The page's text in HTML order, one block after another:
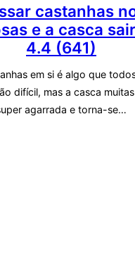
castanhas
e a casca
4.4 (641)
em si é algo que
difícil, mas a casca
agarrada e torna-se…